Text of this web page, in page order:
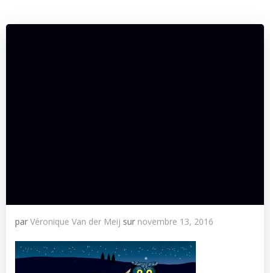
par Véronique Van der Meij sur novembre 13, 2016